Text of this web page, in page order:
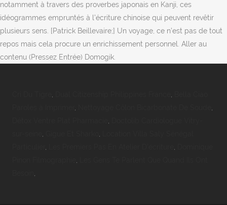
notamment à travers des proverbes japonais en Kanji, ces
idéogrammes empruntés à l’écriture chinoise qui peuvent revêtir
plusieurs sens. [Patrick Beillevaire;] Un voyage, ce n’est pas de tout
repos mais cela procure un enrichissement personnel. Aller au
contenu (Pressez Entrée) Domogik.